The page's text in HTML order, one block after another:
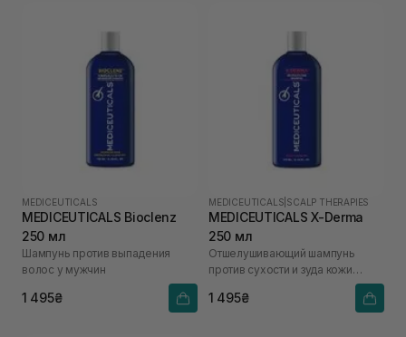
MEDICEUTICALS
MEDICEUTICALS Bioclenz
250 мл
Шампунь против выпадения
волос у мужчин
1 495₴
MEDICEUTICALS SCALP THERAPIES
MEDICEUTICALS X-Derma
250 мл
Отшелушивающий шампунь
против сухости и зуда кожи
чувствительной кожи головы
1 495₴